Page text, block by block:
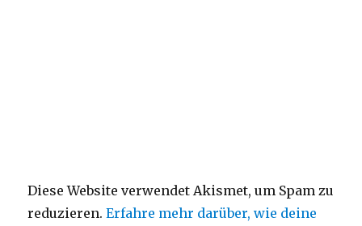
Diese Website verwendet Akismet, um Spam zu
reduzieren.Erfahre mehr darüber, wie deine